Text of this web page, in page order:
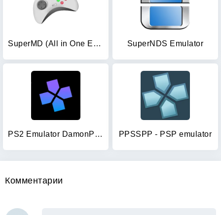
SuperMD (All in One Emulator) SuperNDS Emulator
PS2 Emulator DamonPS2 PPSSPP PPSSPP - PSP emulator
Комментарии